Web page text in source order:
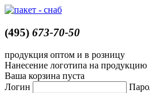
(495) 673-70-50
продукция оптом и в розницу
Нанесение логотипа на продукцию
Ваша корзина пуста
Логин